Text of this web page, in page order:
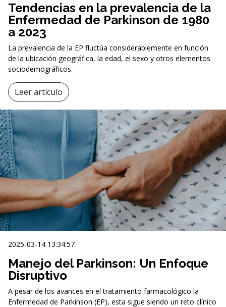
Tendencias en la prevalencia de la
Enfermedad de Parkinson de 1980
a 2023
La prevalencia de la EP fluctúa considerablemente en función
de la ubicación geográfica, la edad, el sexo y otros elementos
sociodemográficos.
Leer artículo
2025-03-14 13:34:57
Manejo del Parkinson: Un Enfoque
Disruptivo
A pesar de los avances en el tratamiento farmacológico la
Enfermedad de Parkinson (EP), esta sigue siendo un reto clínico